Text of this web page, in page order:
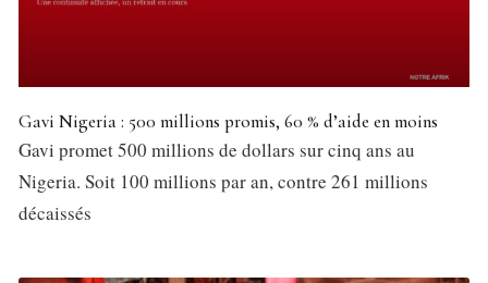
Gavi Nigeria : 500 millions promis, 60 % d’aide en moins
Gavi promet 500 millions de dollars sur cinq ans au
Nigeria. Soit 100 millions par an, contre 261 millions
décaissés